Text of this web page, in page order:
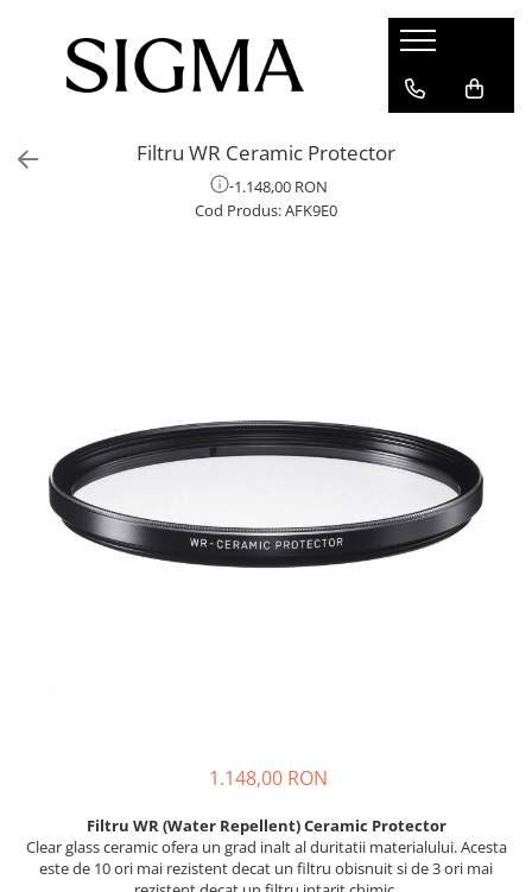
PRODUSE
ACCESORII
INFO
PROMOTIE CASHBACKFiltru WR Ceramic Protector
1.148,00 RON
Cod Produs:AFK9E0
1.148,00 RON
Filtru WR (Water Repellent) Ceramic Protector
Clear glass ceramic ofera un grad inalt al duritatii materialului. Acesta
este de 10 ori mai rezistent decat un filtru obisnuit si de 3 ori mai